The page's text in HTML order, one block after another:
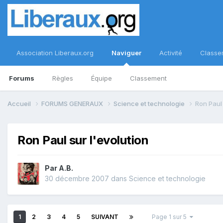
Association Liberaux.org Naviguer
Forums Règles Équipe Classement
Activité
Accueil FORUMS GENERAUX Science et technologie Ron
Ron Paul sur l'evolution
Par A.B.
30 décembre 2007 dans Science et technologie
1 2 3 4 5 SUIVANT Page 1 sur 5